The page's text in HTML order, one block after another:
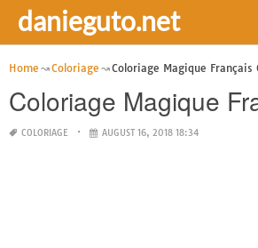
danieguto.net
Home Coloriage Coloriage Magique Français
Coloriage Magique
COLORIAGE AUGUST 16, 2018 18:34